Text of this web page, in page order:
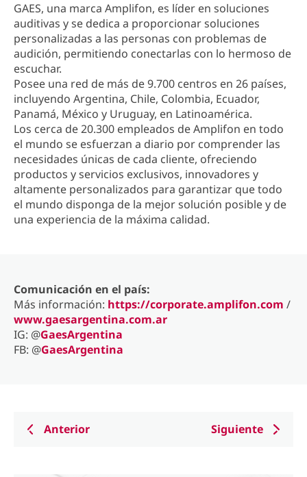
GAES, una marca Amplifon, es líder en soluciones
auditivas y se dedica a proporcionar soluciones
personalizadas a las personas con problemas de
audición, permitiendo conectarlas con lo hermoso de
escuchar.
Posee una red de más de 9.700 centros en 26 países,
incluyendo Argentina, Chile, Colombia, Ecuador,
Panamá, México y Uruguay, en Latinoamérica.
Los cerca de 20.300 empleados de Amplifon en todo
el mundo se esfuerzan a diario por comprender las
necesidades únicas de cada cliente, ofreciendo
productos y servicios exclusivos, innovadores y
altamente personalizados para garantizar que todo
el mundo disponga de la mejor solución posible y de
una experiencia de la máxima calidad.
Comunicación en el país:
Más información: https://corporate.amplifon.com /
www.gaesargentina.com.ar
IG: @GaesArgentina
FB: @GaesArgentina
Anterior Siguiente